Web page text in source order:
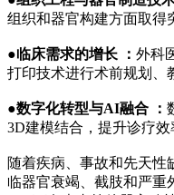
组织和器官构建方面取得
●临床需求的增长 ： 外科
打印技术进行术前规划、
●数字化转型与AI融合 ：
3D建模结合，提升诊疗效
随着疾病、事故和先天性
临器官衰竭、截肢和严重